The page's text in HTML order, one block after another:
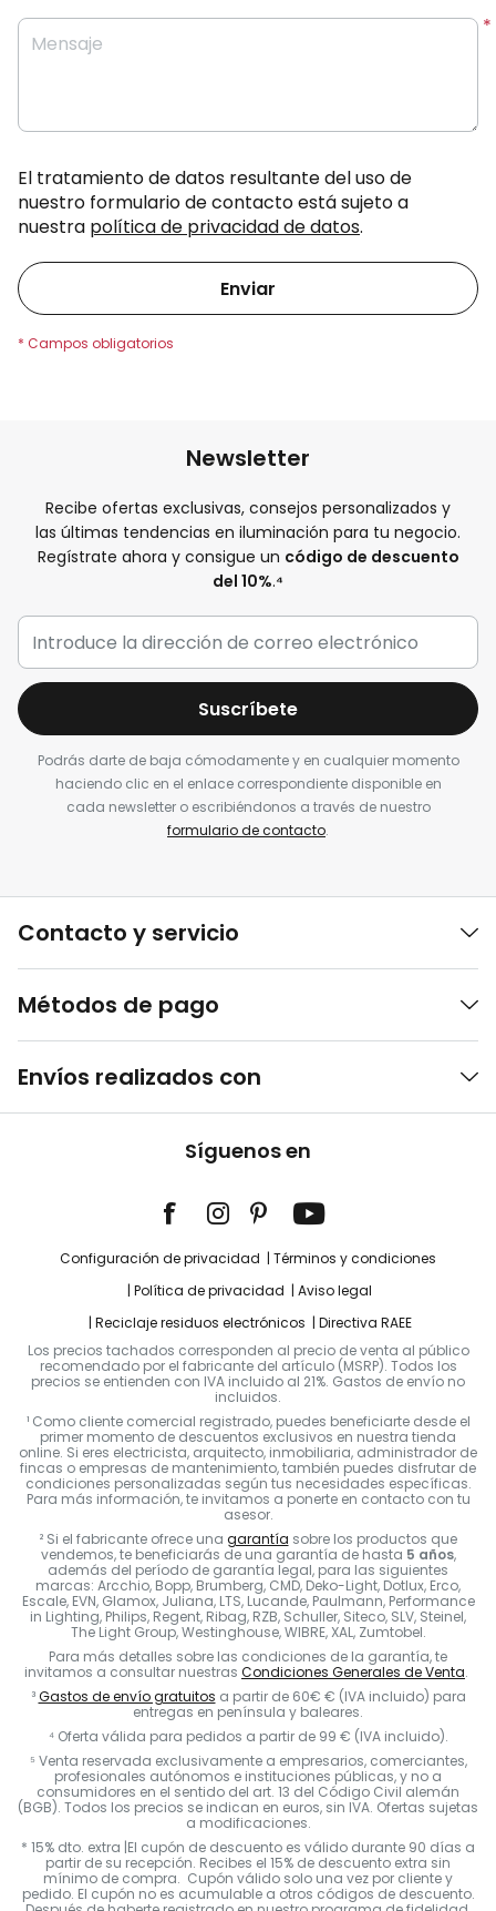
Mensaje
El tratamiento de datos resultante del uso de
nuestro formulario de contacto está sujeto a
nuestra política de privacidad de datos.
Enviar
Newsletter
Recibe ofertas exclusivas, consejos personalizados y
las últimas tendencias en iluminación para tu negocio.
Regístrate ahora y consigue un código de descuento
del 10%.⁴
Suscríbete
Podrás darte de baja cómodamente y en cualquier momento
haciendo clic en el enlace correspondiente disponible en
cada newsletter o escribiéndonos a través de nuestro
formulario de contacto.
Contacto y servicio
Métodos de pago
Envíos realizados con
Síguenos en
Configuración de privacidad
Términos y condiciones
Política de privacidad
Aviso legal
Reciclaje residuos electrónicos
Directiva RAEE
Los precios tachados corresponden al precio de venta al público
recomendado por el fabricante del artículo (MSRP). Todos los
precios se entienden con IVA incluido al 21%. Gastos de envío no
incluidos.
¹ Como cliente comercial registrado, puedes beneficiarte desde el
primer momento de descuentos exclusivos en nuestra tienda
online. Si eres electricista, arquitecto, inmobiliaria, administrador de
fincas o empresas de mantenimiento, también puedes disfrutar de
condiciones personalizadas según tus necesidades específicas.
Para más información, te invitamos a ponerte en contacto con tu
asesor.
² Si el fabricante ofrece una garantía sobre los productos que
vendemos, te beneficiarás de una garantía de hasta 5 años,
además del período de garantía legal, para las siguientes
marcas: Arcchio, Bopp, Brumberg, CMD, Deko-Light, Dotlux, Erco,
Escale, EVN, Glamox, Juliana, LTS, Lucande, Paulmann, Performance
in Lighting, Philips, Regent, Ribag, RZB, Schuller, Siteco, SLV, Steinel,
The Light Group, Westinghouse, WIBRE, XAL, Zumtobel.
Para más detalles sobre las condiciones de la garantía, te
invitamos a consultar nuestras Condiciones Generales de Venta.
³Gastos de envío gratuitos a partir de 60€ € (IVA incluido) para
entregas en península y baleares.
⁴ Oferta válida para pedidos a partir de 99 € (IVA incluido).
⁵ Venta reservada exclusivamente a empresarios, comerciantes,
profesionales autónomos e instituciones públicas, y no a
consumidores en el sentido del art. 13 del Código Civil alemán
(BGB). Todos los precios se indican en euros, sin IVA. Ofertas sujetas
a modificaciones.
* 15% dto. extra |El cupón de descuento es válido durante 90 días a
partir de su recepción. Recibes el 15% de descuento extra sin
mínimo de compra. Cupón válido solo una vez por cliente y
pedido. El cupón no es acumulable a otros códigos de descuento.